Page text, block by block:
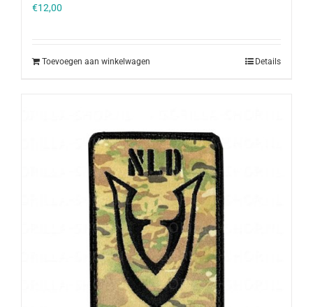
€12,00
Toevoegen aan winkelwagen Details